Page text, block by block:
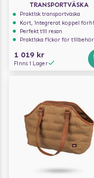
TRANSPORTVÄSKA
Praktisk transportväska
Kort, integrerat koppel förhindrar att hunden
Perfekt till resan
Praktiska fickor för tillbehör
1 019 kr
Finns i Lager